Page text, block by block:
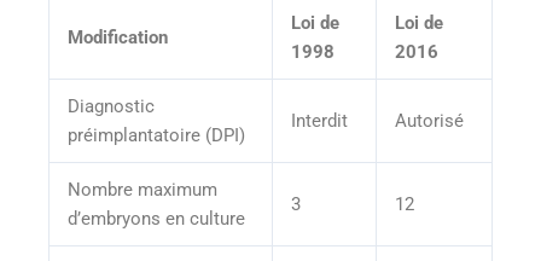
Modification
Loi de
1998
Loi de
2016
Diagnostic
préimplantatoire (DPI)
Interdit Autorisé
Nombre maximum
d’embryons en culture
3 12